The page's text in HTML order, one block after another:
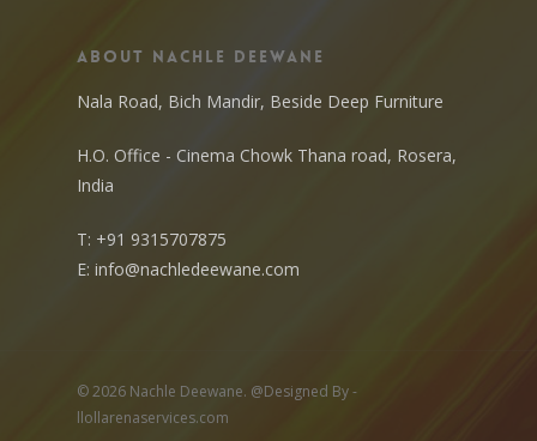
About Nachle Deewane
Nala Road, Bich Mandir, Beside Deep Furniture
H.O. Office - Cinema Chowk Thana road, Rosera,
India
T: +91 9315707875
E: info@nachledeewane.com
© 2026 Nachle Deewane. @Designed By -
llollarenaservices.com